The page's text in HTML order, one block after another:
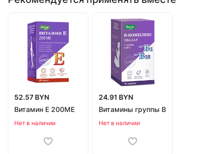
52.57 BYN
Витамин Е 200МЕ
Нет в наличии
24.91 BYN
Витамины группы В
Нет в наличии